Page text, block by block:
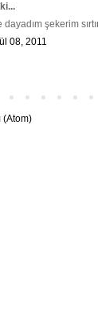
şekerim
08, 2011
(Atom)